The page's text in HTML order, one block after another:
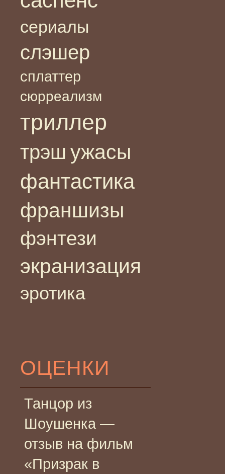
сериалы
слэшер
сплаттер
сюрреализм
триллер
трэш ужасы
фантастика
франшизы
фэнтези
экранизация
эротика
ОЦЕНКИ
Танцор из
Шоушенка —
отзыв на фильм
«Призрак в